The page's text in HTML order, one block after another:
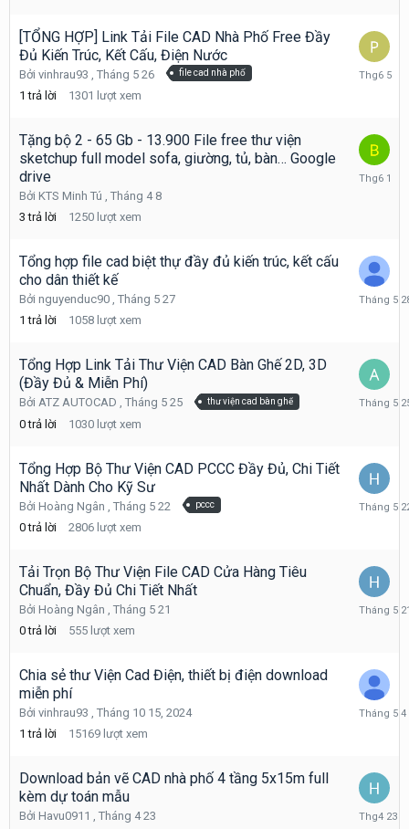
[TỔNG HỢP] Link Tải File CAD Nhà Phố Free Đầy
Đủ Kiến Trúc, Kết Cấu, Điện Nước
Bởi vinhrau93 Tháng 5 26 file cad nhà phố
1 trả lời 1301 lượt xem
Tháng
Tặng bộ 2 - 65 Gb - 13.900 File free thư viện
sketchup full model sofa, giường, tủ, bàn… Google
drive
Bởi KTS Minh Tú , Tháng 4 8
3 trả lời 1250 lượt xem
Tháng
Tổng hợp file cad biệt thự đầy đủ kiến trúc, kết cấu
cho dân thiết kế
Bởi nguyenduc90 , Tháng 5 27
1 trả lời 1058 lượt xem
Tháng
Tổng Hợp Link Tải Thư Viện CAD Bàn Ghế 2D, 3D
(Đầy Đủ & Miễn Phí)
Bởi ATZ AUTOCAD , Tháng 5 25 thư viện cad bàn ghế
0 trả lời 1030 lượt xem
Tháng
Tổng Hợp Bộ Thư Viện CAD PCCC Đầy Đủ, Chi Tiết
Nhất Dành Cho Kỹ Sư
Bởi Hoàng Ngân Tháng 5 22 pccc
0 trả lời 2806 lượt xem
Tháng
Tải Trọn Bộ Thư Viện File CAD Cửa Hàng Tiêu
Chuẩn, Đầy Đủ Chi Tiết Nhất
Bởi Hoàng Ngân , Tháng 5 21
0 trả lời 555 lượt xem
Tháng
Chia sẻ thư Viện Cad Điện, thiết bị điện download
miễn phí
Bởi vinhrau93 , Tháng 10 15, 2024
1 trả lời 15169 lượt xem
Tháng
Download bản vẽ CAD nhà phố 4 tầng 5x15m full
kèm dự toán mẫu
Bởi Havu0911 , Tháng 4 23
Tháng